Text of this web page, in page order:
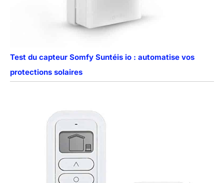
Test du capteur Somfy Suntéis io : automatise vos
protections solaires